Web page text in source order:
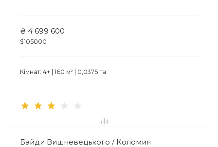
₴ 4 699 600
$105000
Кімнат: 4+ | 160 м² | 0,0375 га
Байди Вишневецького / Коломия